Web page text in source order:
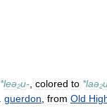
*leə₂u- colored to *laə₂
guerdon from Old